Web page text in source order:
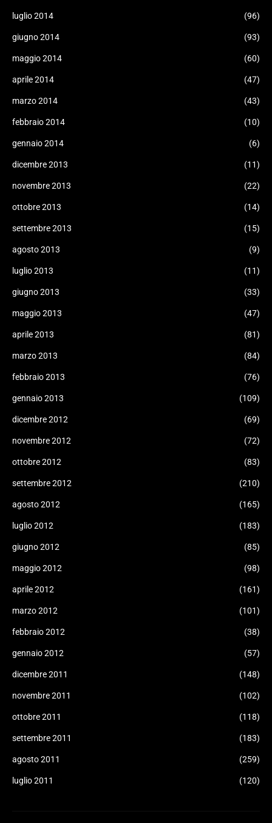
luglio 2014 (96)
giugno 2014 (93)
maggio 2014 (60)
aprile 2014 (47)
marzo 2014 (43)
febbraio 2014 (10)
gennaio 2014 (6)
dicembre 2013 (11)
novembre 2013 (22)
ottobre 2013 (14)
settembre 2013 (15)
agosto 2013 (9)
luglio 2013 (11)
giugno 2013 (33)
maggio 2013 (47)
aprile 2013 (81)
marzo 2013 (84)
febbraio 2013 (76)
gennaio 2013 (109)
dicembre 2012 (69)
novembre 2012 (72)
ottobre 2012 (83)
settembre 2012 (210)
agosto 2012 (165)
luglio 2012 (183)
giugno 2012 (85)
maggio 2012 (98)
aprile 2012 (161)
marzo 2012 (101)
febbraio 2012 (38)
gennaio 2012 (57)
dicembre 2011 (148)
novembre 2011 (102)
ottobre 2011 (118)
settembre 2011 (183)
agosto 2011 (259)
luglio 2011 (120)